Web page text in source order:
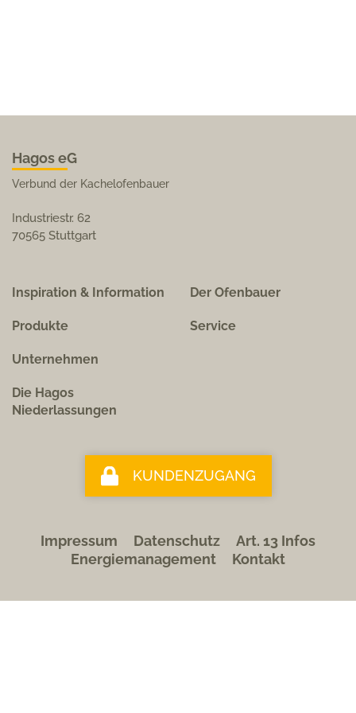
Hagos eG
Verbund der Kachelofenbauer
Industriestr. 62
70565 Stuttgart
Inspiration & Information
Produkte
Unternehmen
Die Hagos
Niederlassungen
Der Ofenbauer
Service
Impressum Datenschutz
Art. 13 Infos
Energiemanagement
Kontakt
KUNDENZUGANG